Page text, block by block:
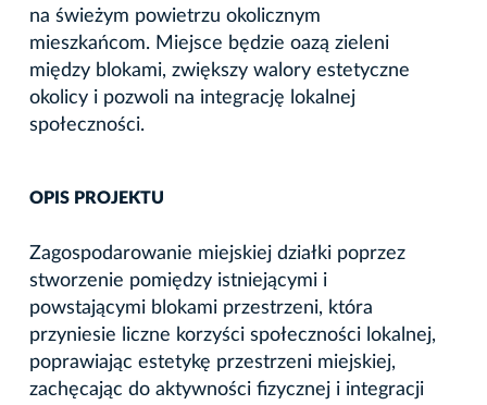
na świeżym powietrzu okolicznym
mieszkańcom. Miejsce będzie oazą zieleni
między blokami, zwiększy walory estetyczne
okolicy i pozwoli na integrację lokalnej
społeczności.
OPIS PROJEKTU
Zagospodarowanie miejskiej działki poprzez
stworzenie pomiędzy istniejącymi i
powstającymi blokami przestrzeni, która
przyniesie liczne korzyści społeczności lokalnej,
poprawiając estetykę przestrzeni miejskiej,
zachęcając do aktywności fizycznej i integracji